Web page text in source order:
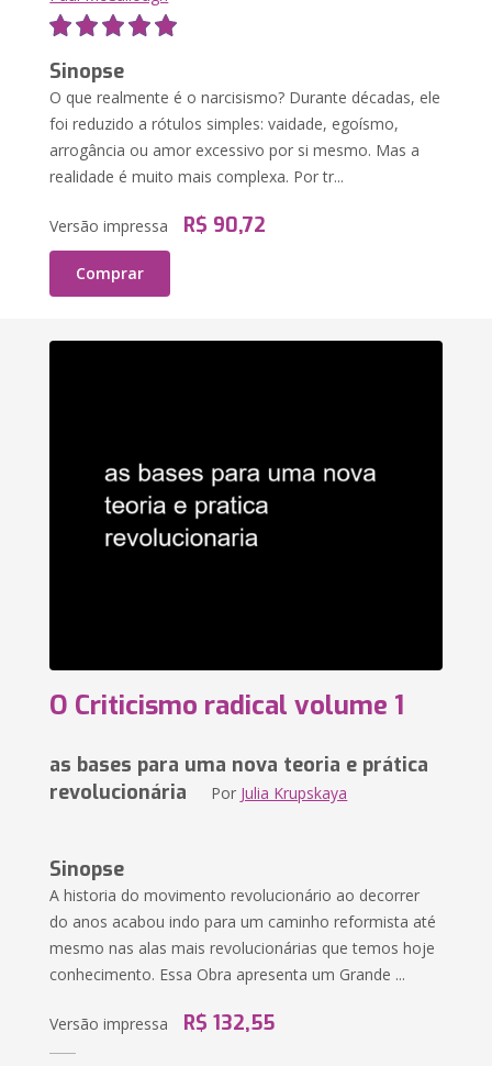
Sinopse
O que realmente é o narcisismo? Durante décadas, ele
foi reduzido a rótulos simples: vaidade, egoísmo,
arrogância ou amor excessivo por si mesmo. Mas a
realidade é muito mais complexa. Por tr...
Versão impressa R$ 90,72
Comprar
O Criticismo radical volume 1
as bases para uma nova teoria e prática
revolucionária Por Julia Krupskaya
Sinopse
A historia do movimento revolucionário ao decorrer
do anos acabou indo para um caminho reformista até
mesmo nas alas mais revolucionárias que temos hoje
conhecimento. Essa Obra apresenta um Grande ...
Versão impressa R$ 132,55